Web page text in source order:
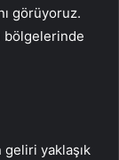
görüyoruz.
bölgelerinde
yaklaşık